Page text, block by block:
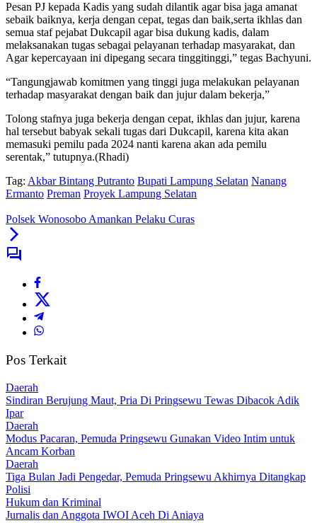
Pesan PJ kepada Kadis yang sudah dilantik agar bisa jaga amanat
sebaik baiknya, kerja dengan cepat, tegas dan baik,serta ikhlas dan
semua staf pejabat Dukcapil agar bisa dukung kadis, dalam
melaksanakan tugas sebagai pelayanan terhadap masyarakat, dan
Agar kepercayaan ini dipegang secara tinggitinggi,” tegas Bachyuni.
“Tangungjawab komitmen yang tinggi juga melakukan pelayanan
terhadap masyarakat dengan baik dan jujur dalam bekerja,”
Tolong stafnya juga bekerja dengan cepat, ikhlas dan jujur, karena
hal tersebut babyak sekali tugas dari Dukcapil, karena kita akan
memasuki pemilu pada 2024 nanti karena akan ada pemilu
serentak,” tutupnya.(Rhadi)
Tag: Akbar Bintang Putranto Bupati Lampung Selatan Nanang
Ermanto Preman Proyek Lampung Selatan
Polsek Wonosobo Amankan Pelaku Curas
Pos Terkait
Daerah
Sindiran Berujung Maut, Pria Di Pringsewu Tewas Dibacok Adik
Ipar
Daerah
Modus Pacaran, Pemuda Pringsewu Gunakan Video Intim untuk
Ancam Korban
Daerah
Tiga Bulan Jadi Pengedar, Pemuda Pringsewu Akhirnya Ditangkap
Polisi
Hukum dan Kriminal
Jurnalis dan Anggota IWOI Aceh Di Aniaya